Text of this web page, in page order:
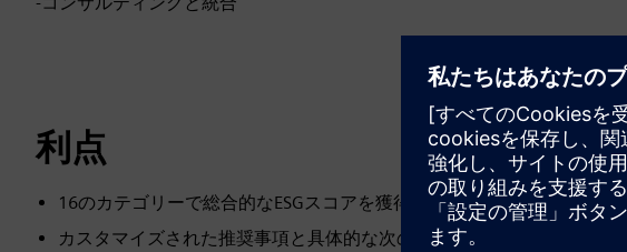
利点
16のカテゴリーで総合的なESGスコアを獲得した、独自のサステナビ
カスタマイズされた推奨事項と具体的な次のステップとともに、クラ